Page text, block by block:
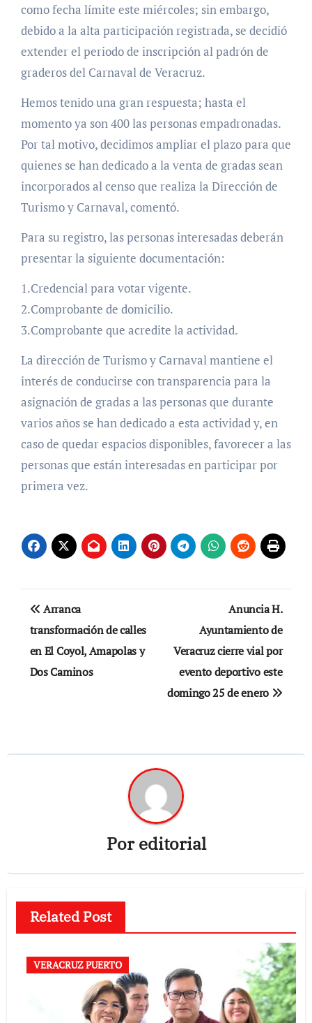
como fecha límite este miércoles; sin embargo,
debido a la alta participación registrada, se decidió
extender el periodo de inscripción al padrón de
graderos del Carnaval de Veracruz.
Hemos tenido una gran respuesta; hasta el
momento ya son 400 las personas empadronadas.
Por tal motivo, decidimos ampliar el plazo para que
quienes se han dedicado a la venta de gradas sean
incorporados al censo que realiza la Dirección de
Turismo y Carnaval, comentó.
Para su registro, las personas interesadas deberán
presentar la siguiente documentación:
1.Credencial para votar vigente.
2.Comprobante de domicilio.
3.Comprobante que acredite la actividad.
La dirección de Turismo y Carnaval mantiene el
interés de conducirse con transparencia para la
asignación de gradas a las personas que durante
varios años se han dedicado a esta actividad y, en
caso de quedar espacios disponibles, favorecer a las
personas que están interesadas en participar por
primera vez.
Navegación
de
entradas
Arranca
transformación de calles
en El Coyol, Amapolas y
Dos Caminos
Anuncia H.
Ayuntamiento de
Veracruz cierre vial por
evento deportivo este
domingo 25 de enero
Poreditorial
Related Post
VERACRUZ PUERTO